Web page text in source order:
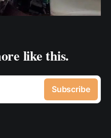
like this.
Subscribe